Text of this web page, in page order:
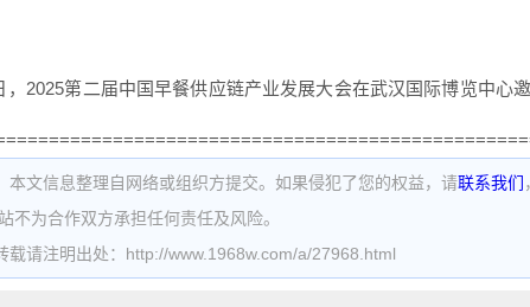
，2025第二届中国早餐供应链产业发展大会在武汉国际博览中心
本文信息整理自网络或组织方提交。如果侵犯了您的权益，请联系我们
不为合作双方承担任何责任及风险。
载请注明出处：http://www.1968w.com/a/27968.html